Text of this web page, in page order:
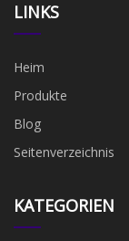
LINKS
Heim
Produkte
Blog
Seitenverzeichnis
KATEGORIEN